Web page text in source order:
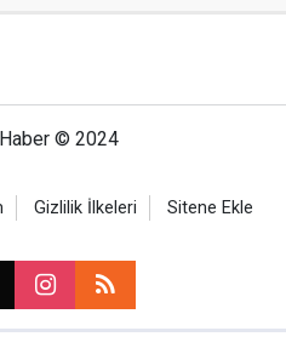
© 2024
Gizlilik İlkeleri Sitene Ekle